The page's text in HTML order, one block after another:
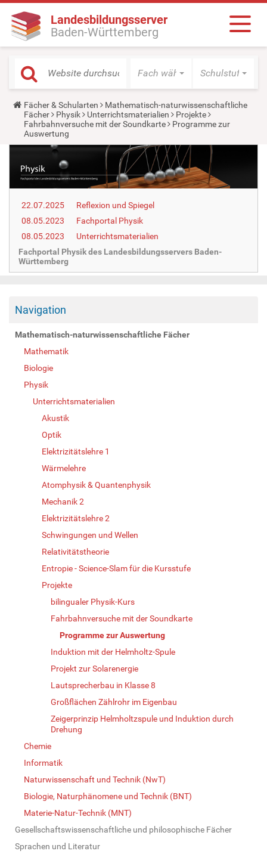
Landesbildungsserver
Baden-Württemberg
Fach wählen Schulstufe
Y
o
u
a
r
e
r
e
Fächer & Schularten
Mathematisch-naturwissenschaftliche
Fächer
Physik Unterrichtsmaterialien
Projekte
Fahrbahnversuche mit der Soundkarte
Programme zur
Auswertung
22.07.2025
Reflexion und Spiegel
08.05.2023
Fachportal Physik
08.05.2023
Unterrichtsmaterialien
Fachportal Physik des Landesbildungsservers Baden-
Württemberg
Navigation
Mathematisch-naturwissenschaftliche Fächer
Mathematik
Biologie
Physik
Unterrichtsmaterialien
Akustik
Optik
Elektrizitätslehre 1
Wärmelehre
Atomphysik & Quantenphysik
Mechanik 2
Elektrizitätslehre 2
Schwingungen und Wellen
Relativitätstheorie
Entropie - Science-Slam für die Kursstufe
Projekte
bilingualer Physik-Kurs
Fahrbahnversuche mit der Soundkarte
Programme zur Auswertung
Induktion mit der Helmholtz-Spule
Projekt zur Solarenergie
Lautsprecherbau in Klasse 8
Großflächen Zählrohr im Eigenbau
Zeigerprinzip Helmholtzspule und Induktion durch
Drehung
Chemie
Informatik
Naturwissenschaft und Technik (NwT)
Biologie, Naturphänomene und Technik (BNT)
Materie-Natur-Technik (MNT)
Gesellschaftswissenschaftliche und philosophische Fächer
Sprachen und Literatur